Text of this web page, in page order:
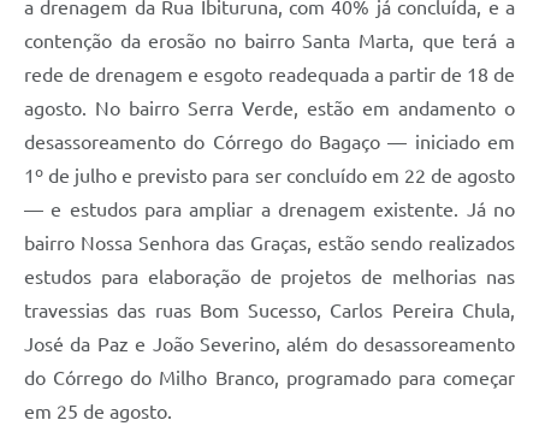
a drenagem da Rua Ibituruna, com 40% já concluída, e a
contenção da erosão no bairro Santa Marta, que terá a
rede de drenagem e esgoto readequada a partir de 18 de
agosto. No bairro Serra Verde, estão em andamento o
desassoreamento do Córrego do Bagaço — iniciado em
1º de julho e previsto para ser concluído em 22 de agosto
— e estudos para ampliar a drenagem existente. Já no
bairro Nossa Senhora das Graças, estão sendo realizados
estudos para elaboração de projetos de melhorias nas
travessias das ruas Bom Sucesso, Carlos Pereira Chula,
José da Paz e João Severino, além do desassoreamento
do Córrego do Milho Branco, programado para começar
em 25 de agosto.